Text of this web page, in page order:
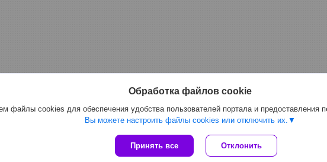
Сайт создан на платформе Deal.by
Политика обработки файлов cookies
Обработка файлов cookie
файлы cookies для обеспечения удобства пользователей портала и предоставления
Вы можете настроить файлы cookies или отключить их.
Принять все Отклонить